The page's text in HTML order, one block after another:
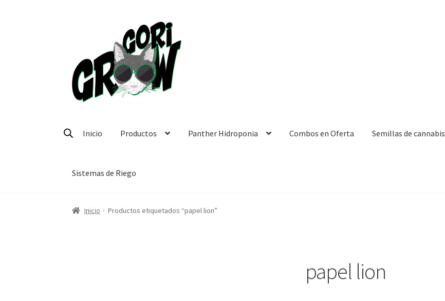
navegación
página
Inicio Productos Panther Hidroponia Combos en Oferta Semillas de cannabis
Sistemas de Riego
Inicio Productos etiquetados “papel lion”
papel lion